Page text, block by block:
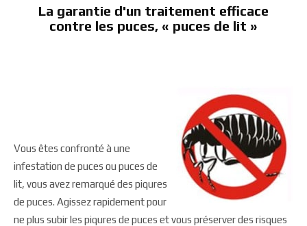
La garantie d'un traitement efficace
contre les puces, « puces de lit »
Vous êtes confronté à une
infestation de puces ou puces de
lit, vous avez remarqué des piqures
de puces. Agissez rapidement pour
ne plus subir les piqures de puces et vous préserver des risques